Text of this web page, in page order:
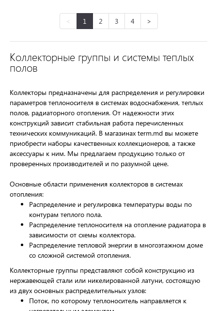
< 1 2 3 4 >
Коллекторные группы и системы теплых
полов
Коллекторы предназначены для распределения и регулировки
параметров теплоносителя в системах водоснабжения, теплых
полов, радиаторного отопления. От надежности этих
конструкций зависит стабильная работа перечисленных
технических коммуникаций. В магазинах term.md вы можете
приобрести наборы качественных коллекционеров, а также
аксессуары к ним. Мы предлагаем продукцию только от
проверенных производителей и по разумной цене.
Основные области применения коллекторов в системах
отопления:
Распределение и регулировка температуры воды по
контурам теплого пола.
Распределение теплоносителя на отопление радиатора в
зависимости от схемы коллектора.
Распределение тепловой энергии в многоэтажном доме
со сложной системой отопления.
Коллекторные группы представляют собой конструкцию из
нержавеющей стали или никелированной латуни, состоящую
из двух основных распределительных узлов:
Поток, по которому теплоноситель направляется к